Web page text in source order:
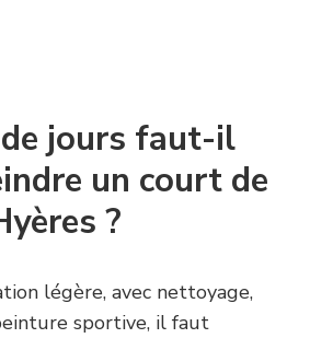
jours faut-il
un court de
?
légère, avec nettoyage,
sportive, il faut